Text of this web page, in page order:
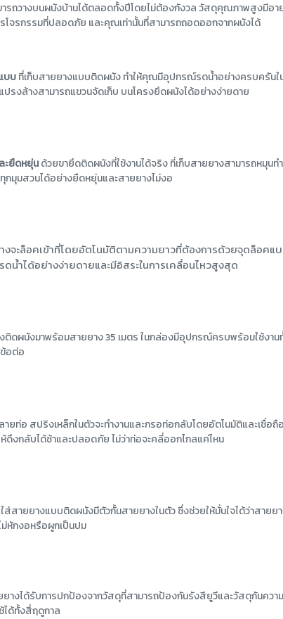
รถวางบนผนังบ้านได้ตลอดทั้งปีโดยไม่ต้องกังวล วัสดุคุณภาพสูงมีอายุ
โจรกรรมที่ปลอดภัย และคุณเท่านั้นที่สามารถถอดออกจากผนังได้
บบที่เก็บสายยางแบบติดผนัง ทำให้คุณมีอุปกรณ์รดน้ำอย่างครบครันใ
ปรงล้างสามารถแขวนจัดเก็บ บนโครงยึดผนังได้อย่างง่ายดาย
ะยืดหยุ่นด้วยขายึดติดผนังที่ใช้งานได้จริง ที่เก็บสายยางสามารถหมุนท
กมุมสวนได้อย่างยืดหยุ่นและสายยางไม่งอ
งจะล็อคเข้าที่โดยอัตโนมัติตามความยาวที่ต้องการด้วยจุดล็อคแ
น้ำได้อย่างง่ายดายและมีอิสระในการเคลื่อนไหวสูงสุด
ติดผนังมาพร้อมสายยาง 35 เมตร ในกล่องมีอุปกรณ์ครบพร้อมใช้งาน
อต่อ
ยท่อ สปริงเหล็กในตัวจะทำงานและกรอท่อกลับโดยอัตโนมัติและเชื่อถื
ดึงกลับได้ช้าและปลอดภัย ไม่ว่าท่อจะคลี่ออกไกลแค่ไหน
ส่สายยางแบบติดผนังมีตัวกั้นสายยางในตัว ซึ่งช่วยให้มั่นใจได้ว่าสายย
ม่หักงอหรือผูกเป็นปม
ยางได้รับการปกป้องจากวัสดุที่สามารถป้องกันรังสียูวีและวัสดุกันความ
ได้ทั้งสี่ฤดูกาล